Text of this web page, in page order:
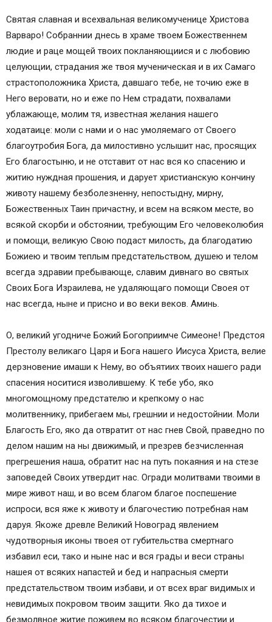
Святая славная и всехвальная великомученице Христова
Варваро! Собраннии днесь в храме твоем Божественнем
людие и раце мощей твоих покланяющиися и с любовию
целующии, страдания же твоя мученическая и в их Самаго
страстоположника Христа, давшаго тебе, не точию еже в
Него веровати, но и еже по Нем страдати, похвалами
ублажающе, молим тя, известная желания нашего
ходатаице: моли с нами и о нас умоляемаго от Своего
благоутробия Бога, да милостивно услышит нас, просящих
Его благостыню, и не отставит от нас вся ко спасению и
житию нуждная прошения, и дарует христианскую кончину
животу нашему безболезненну, непостыдну, мирну,
Божественных Таин причастну, и всем на всяком месте, во
всякой скорби и обстоянии, требующим Его человеколюбия
и помощи, великую Свою подаст милость, да благодатию
Божиею и твоим теплым предстательством, душею и телом
всегда здравии пребывающе, славим дивнаго во святых
Своих Бога Израилева, не удаляющаго помощи Своея от
нас всегда, ныне и присно и во веки веков. Аминь.
О, великий угодниче Божий Богоприимче Симеоне! Предстоя
Престолу великаго Царя и Бога нашего Иисуса Христа, велие
дерзновение имаши к Нему, во объятиих твоих нашего ради
спасения носитися изволившему. К тебе убо, яко
многомощному предстателю и крепкому о нас
молитвеннику, прибегаем мы, грешнии и недостойнии. Моли
Благость Его, яко да отвратит от нас гнев Свой, праведно по
делом нашим на ны движимый, и презрев безчисленная
прегрешения наша, обратит нас на путь покаяния и на стезе
заповедей Своих утвердит нас. Огради молитвами твоими в
мире живот наш, и во всем благом благое поспешение
испроси, вся яже к животу и благочестию потребная нам
даруя. Якоже древле Великий Новоград явлением
чудотворныя иконы твоея от губительства смертнаго
избавил еси, тако и ныне нас и вся грады и веси страны
нашея от всяких напастей и бед и напрасныя смерти
предстательством твоим избави, и от всех враг видимых и
невидимых покровом твоим защити. Яко да тихое и
безмолвное житие поживем во всяком благочестии и